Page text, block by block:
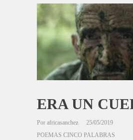
ERA UN
Por africasanchez
25/05/2019
POEMAS CINCO PALABRAS